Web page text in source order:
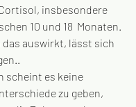
insbesondere
10 und 18  Monaten.
das auswirkt, lässt sich
scheint es keine
zu geben,